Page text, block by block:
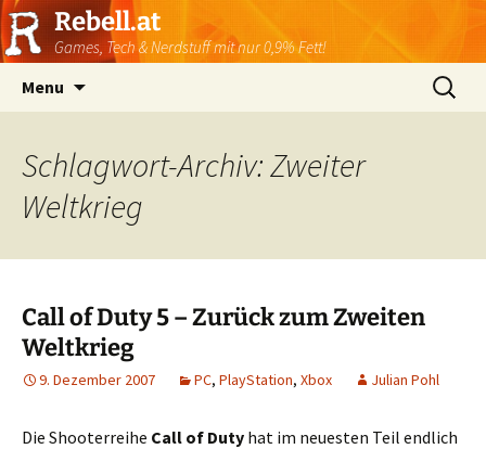
Rebell.at
Games, Tech & Nerdstuff mit nur 0,9% Fett!
Menu
Suchen
nach:
Schlagwort-Archiv: Zweiter
Weltkrieg
Call of Duty 5 – Zurück zum Zweiten
Weltkrieg
9. Dezember 2007 PC, PlayStation, Xbox Julian Pohl
Die Shooterreihe Call of Duty hat im neuesten Teil endlich